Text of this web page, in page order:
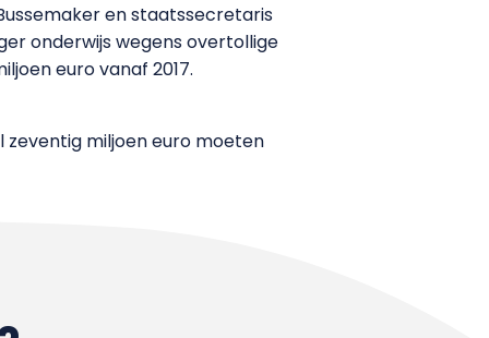
en staatssecretaris
onderwijs wegens overtollige
euro vanaf 2017.
zeventig miljoen euro moeten